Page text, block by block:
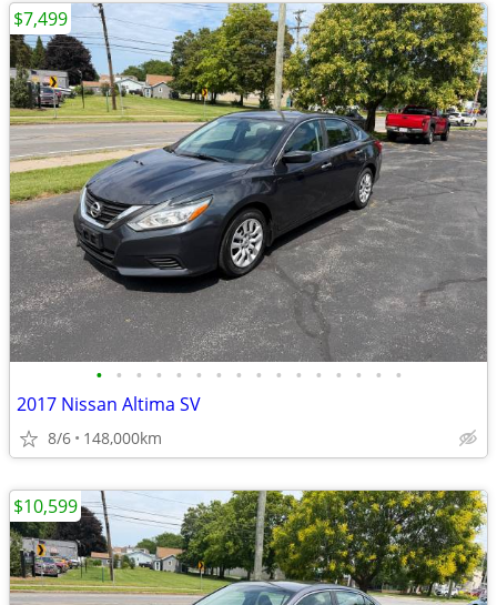
• • • • • • • • • • • • • • • •
2017 Nissan Altima SV
8/6 148,000km
$7,499
$10,599